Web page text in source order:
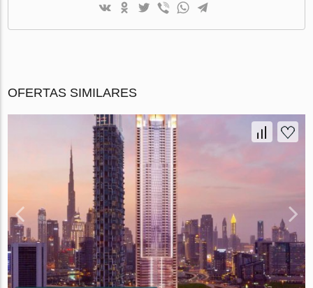
OFERTAS SIMILARES